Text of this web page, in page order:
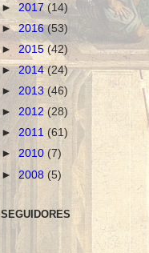
► 2017 (14)
► 2016(53)
► 2015 (42)
► 2014(24)
► 2013 (46)
► 2012(28)
► 2011 (61)
► 2010 (7)
► 2008 (5)
SEGUIDORES